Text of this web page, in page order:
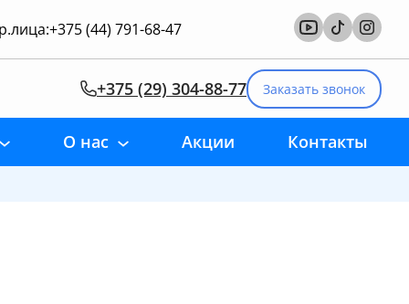
+375 (44) 791-68-47
+375 (29) 304-88-77 Заказать звонок
О нас Акции Контакты